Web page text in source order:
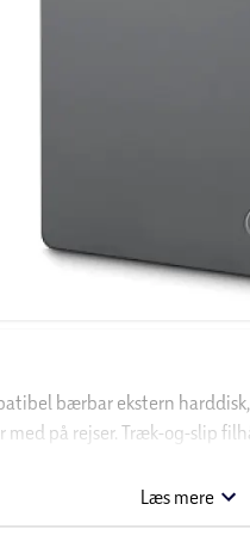
bærbar ekstern
på rejser. Træk-og-slip
Læs mere